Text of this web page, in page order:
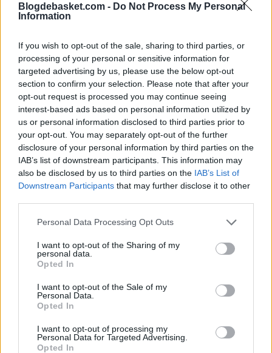
Blogdebasket.com - Do Not Process My Personal
Information
If you wish to opt-out of the sale, sharing to third parties, or
processing of your personal or sensitive information for
targeted advertising by us, please use the below opt-out
section to confirm your selection. Please note that after your
opt-out request is processed you may continue seeing
interest-based ads based on personal information utilized by
us or personal information disclosed to third parties prior to
your opt-out. You may separately opt-out of the further
disclosure of your personal information by third parties on the
IAB’s list of downstream participants. This information may
also be disclosed by us to third parties on the IAB’s List of
Downstream Participants that may further disclose it to other
Personal Data Processing Opt Outs
I want to opt-out of the Sharing of my
personal data.
Opted In
I want to opt-out of the Sale of my
Personal Data.
Opted In
I want to opt-out of processing my
Personal Data for Targeted Advertising.
Opted In
Ya queda menos para el concurso de mates del All-Star,
de alguno de sus cuatro participantes; DeAndre Jordan,
Veremos la próxima semana, que será la última antes